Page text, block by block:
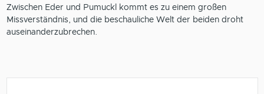
Zwischen Eder und Pumuckl kommt es zu einem großen
Missverständnis, und die beschauliche Welt der beiden droht
auseinanderzubrechen.